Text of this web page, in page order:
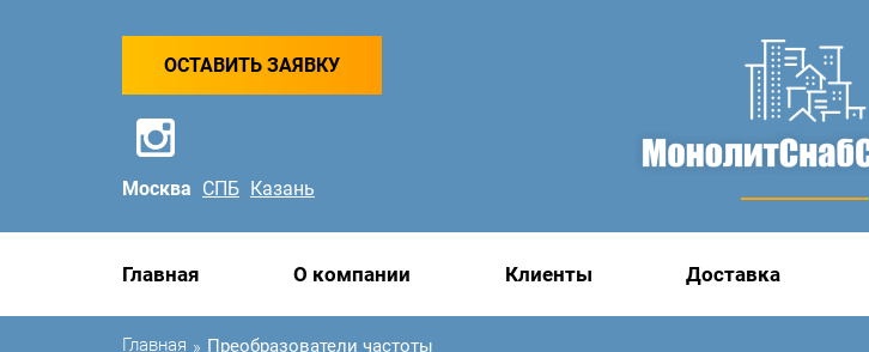
ОСТАВИТЬ ЗАЯВКУ
Москва СПБ Казань
Главная О компании Клиенты Доставка
Главная » Преобразователи частоты